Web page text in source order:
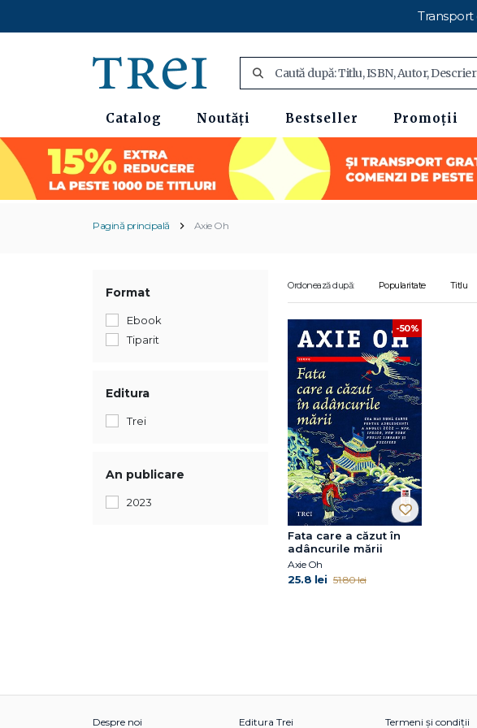
Transport
Catalog Noutăți Bestseller Promoții
Pagină principală Axie Oh
Format
Ebook
Tiparit
Editura
Trei
An publicare
2023
Ordonează după: Popularitate Titlu
-50%
Fata care a căzut în
adâncurile mării
Axie Oh
25.8 lei 51.80 lei
Despre noi Editura Trei Termeni și condiții